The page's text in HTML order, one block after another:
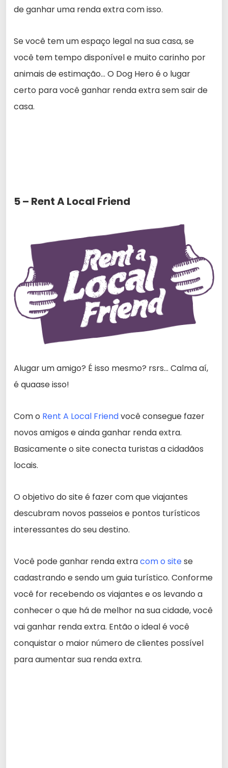
de ganhar uma renda extra com isso.
Se você tem um espaço legal na sua casa, se
você tem tempo disponível e muito carinho por
animais de estimação… O Dog Hero é o lugar
certo para você ganhar renda extra sem sair de
casa.
5 – Rent A Local Friend
Alugar um amigo? É isso mesmo? rsrs… Calma aí,
é quaase isso!
Com o Rent A Local Friendvocê consegue fazer
novos amigos e ainda ganhar renda extra.
Basicamente o site conecta turistas a cidadãos
locais.
O objetivo do site é fazer com que viajantes
descubram novos passeios e pontos turísticos
interessantes do seu destino.
Você pode ganhar renda extracom o sitese
cadastrando e sendo um guia turístico. Conforme
você for recebendo os viajantes e os levando a
conhecer o que há de melhor na sua cidade, você
vai ganhar renda extra. Então o ideal é você
conquistar o maior número de clientes possível
para aumentar sua renda extra.